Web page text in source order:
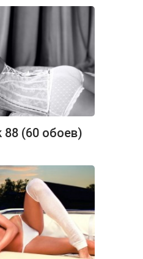
88 (60 обоев)